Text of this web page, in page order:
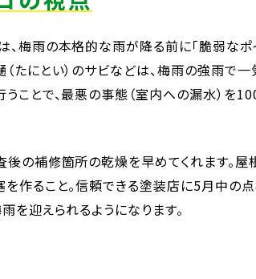
梅雨の本格的な雨が降る前に「脆弱なポ
たにとい）のサビなどは、梅雨の強雨で
ことで、最悪の事態（室内への漏水）を
後の補修箇所の乾燥を早めてくれます。
を作ること。信頼できる塗装店に5月中の
を迎えられるようになります。